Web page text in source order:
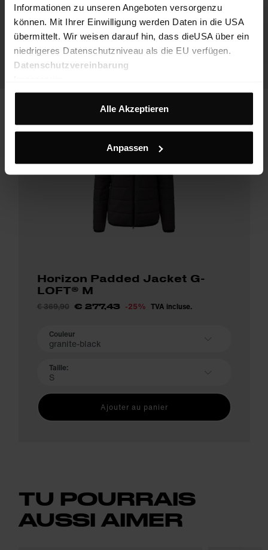
Informationen zu unseren Angeboten versorgenzu
können. Mit Ihrer Einwilligung werden Daten in die USA
übermittelt. Wir weisen darauf hin, dass dieUSA über ein
niedrigeres Datenschutzniveau als die EU verfügen.
Datenschutzvereinbarung
Alle Akzeptieren
Anpassen
Horizon Padded Jacket G-
LOFT® M
€ 369,90 € 277,43 -25% TVA incluse.
Couleur
granite-black
Taille:
S
Ajouter au panier
TU POURRAIS
AUSSI AIMER